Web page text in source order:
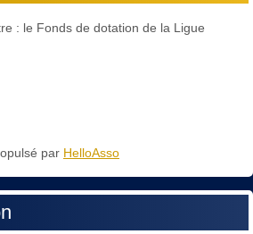
: le Fonds de dotation de la Ligue
par HelloAsso